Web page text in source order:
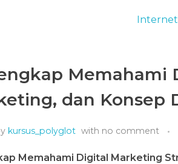
Memahami
dan Konsep
kursus_polyglot with no comment
Memahami Digital Marketing